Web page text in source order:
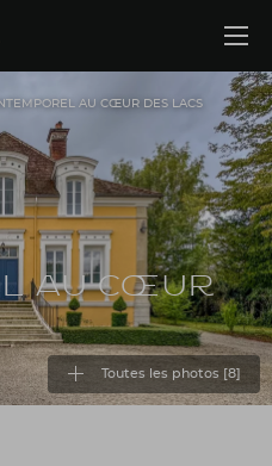
AU CŒUR DES LACS
AU CŒUR
Toutes les photos [8]